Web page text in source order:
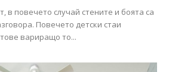
в повечето случай стените и боята са
Повечето детски стаи
вариращо то...